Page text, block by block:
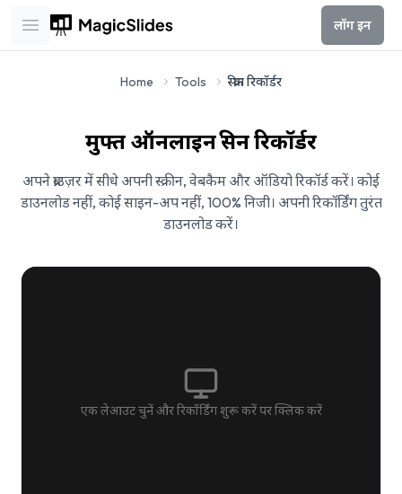
Open main menu
लॉग इन
Home Tools स्क्रीन रिकॉर्डर
मुफ्त ऑनलाइन स्क्रीन रिकॉर्डर
अपने ब्राउज़र में सीधे अपनी स्क्रीन, वेबकैम और ऑडियो रिकॉर्ड करें। कोई
डाउनलोड नहीं, कोई साइन-अप नहीं, 100% निजी। अपनी रिकॉर्डिंग तुरंत
डाउनलोड करें।
एक लेआउट चुनें और रिकॉर्डिंग शुरू करें पर क्लिक करें